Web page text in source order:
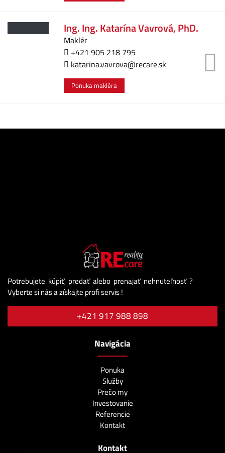
Ing. Ing. Katarína Vavrová, PhD.
Maklér
+421 905 218 795
katarina.vavrova@recare.sk
Ponuka makléra
Potrebujete kúpiť, predať alebo prenajať nehnuteľnosť ?
Vyberte si nás a získajte profi servis !
+421 917 988 898
Navigácia
Ponuka
Služby
Prečo my
Investovanie
Referencie
Kontakt
Kontakt